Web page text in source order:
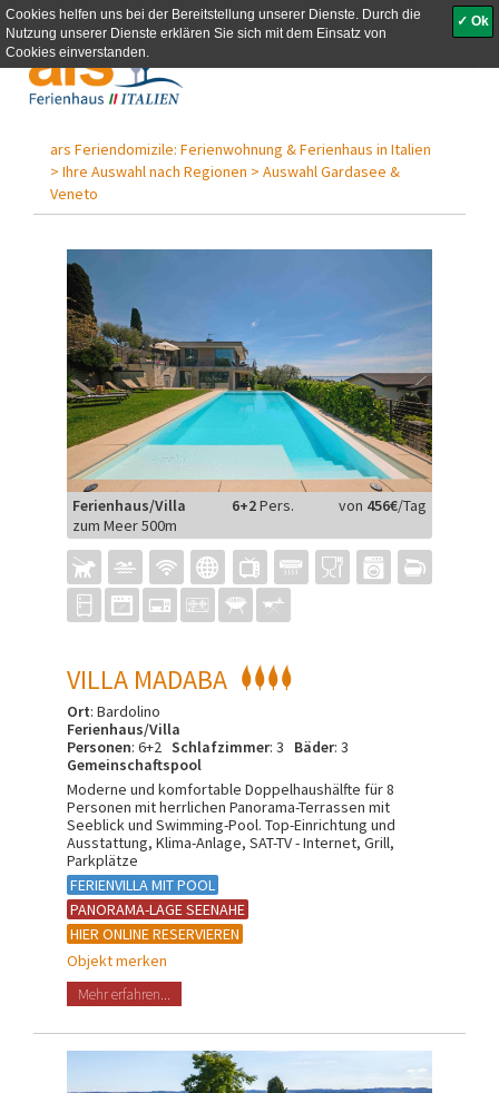
Cookies helfen uns bei der Bereitstellung unserer Dienste. Durch die
Nutzung unserer Dienste erklären Sie sich mit dem Einsatz von
Cookies einverstanden.
✓ Ok
ars Feriendomizile: Ferienwohnung & Ferienhaus in Italien
> Ihre Auswahl nach Regionen > Auswahl Gardasee &
Veneto
Ferienhaus/Villa 6+2Pers. von 456€/Tag
zum Meer 500m
VILLA MADABA
Ort: Bardolino
Ferienhaus/Villa
Personen: 6+2 Schlafzimmer: 3 Bäder: 3
Gemeinschaftspool
Moderne und komfortable Doppelhaushälfte für 8
Personen mit herrlichen Panorama-Terrassen mit
Seeblick und Swimming-Pool. Top-Einrichtung und
Ausstattung, Klima-Anlage, SAT-TV - Internet, Grill,
Parkplätze
FERIENVILLA MIT POOL
PANORAMA-LAGE SEENAHE
HIER ONLINE RESERVIEREN
Objekt merken
Mehr erfahren...